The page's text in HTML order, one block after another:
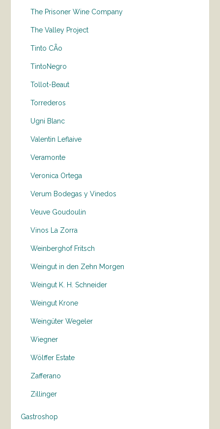
The Prisoner Wine Company
The Valley Project
Tinto CÃo
TintoNegro
Tollot-Beaut
Torrederos
Ugni Blanc
Valentin Leflaive
Veramonte
Veronica Ortega
Verum Bodegas y Vinedos
Veuve Goudoulin
Vinos La Zorra
Weinberghof Fritsch
Weingut in den Zehn Morgen
Weingut K. H. Schneider
Weingut Krone
Weingüter Wegeler
Wiegner
Wölffer Estate
Zafferano
Zillinger
Gastroshop